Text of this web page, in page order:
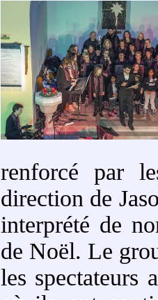
renforcé par
direction de
interprété de
de Noël. Le
les